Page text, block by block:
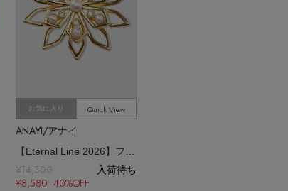
お気に入り Quick View
ANAYI/アナイ
¥14,300
入荷待ち
¥8,580 40%OFF